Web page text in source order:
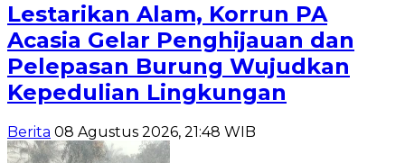
Lestarikan Alam, Korrun PA
Acasia Gelar Penghijauan dan
Pelepasan Burung Wujudkan
Kepedulian Lingkungan
Berita 08 Agustus 2026, 21:48 WIB